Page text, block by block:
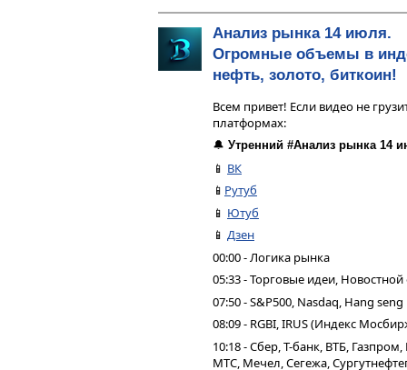
Анализ рынка 14 июля.
Огромные объемы в
нефть, золото, биткоин!
Всем привет! Если видео не
платформах:
🔔 Утренний #Анализ рынка 14
📱 ВК
📱 Рутуб
📱 Ютуб
📱 Дзен
00:00 - Логика рынка
05:33 - Торговые идеи,
07:50 - S&P500, Nasdaq, Hang seng
08:09 - RGBI, IRUS (Индекс
10:18 - Сбер, Т-банк, ВТБ,
МТС, Мечел, Сегежа,